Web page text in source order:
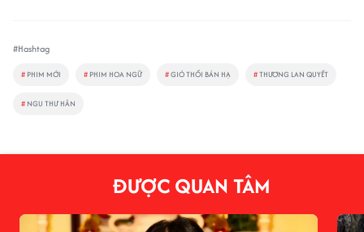
#Hashtag
# PHIM MỚI # PHIM HOA NGỮ #GIÓ THỔI BÁN HẠ #THƯƠNG LAN QUYẾT
# NGU THƯ HÂN
ĐƯỢC QUAN TÂM